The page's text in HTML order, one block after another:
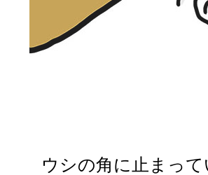
ウシの角に止まって